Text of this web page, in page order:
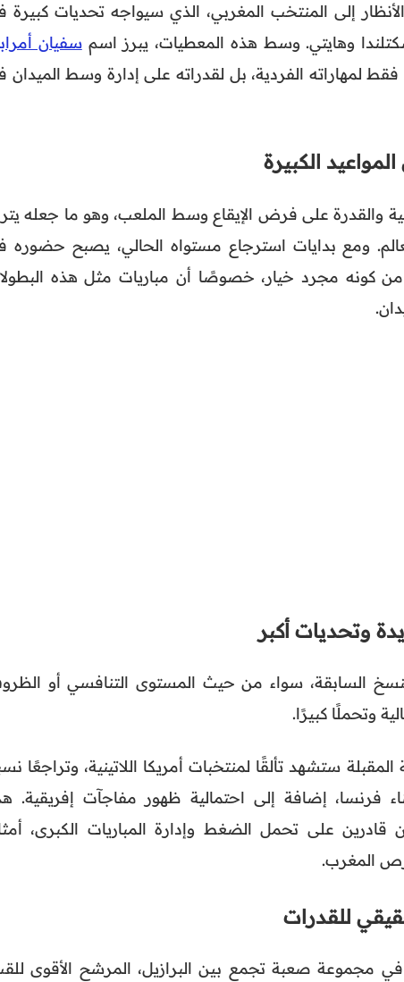
مونديال 2026، تتجه الأنظار إلى المنتخب المغربي، الذي سيواجه تحديات
وهايتي. وسط هذه المعطيات، يبرز اسمسفيان
لمهاراته الفردية، بل لقدراته على إدارة وسط الميدان
الكبيرة
والقدرة على فرض الإيقاع وسط الملعب، وهو ما جعله
ومع بدايات استرجاع مستواه الحالي، يصبح حضوره
من كونه مجرد خيار، خصوصًا أن مباريات مثل هذه
السابقة، سواء من حيث المستوى التنافسي أو
وتحملًا كبيرًا.
ستشهد تألقًا لمنتخبات أمريكا اللاتينية، وتراجعًا
فرنسا، إضافة إلى احتمالية ظهور مفاجآت إفريقية.
على تحمل الضغط وإدارة المباريات الكبرى،
المغرب.
للقدرات
مجموعة صعبة تجمع بين البرازيل، المرشح الأقوى